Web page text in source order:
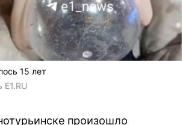
15 лет
E1.RU
произошло